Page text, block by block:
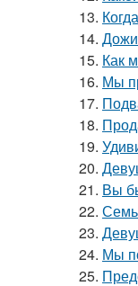
13.
14.
15. Как
16. Мы
17.
18.
19.
20.
21. Вы
22.
23.
24. Мы
25.